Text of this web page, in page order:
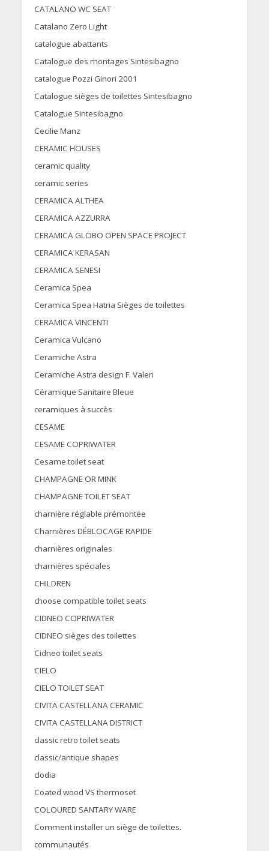
CATALANO WC SEAT
Catalano Zero Light
catalogue abattants
Catalogue des montages Sintesibagno
catalogue Pozzi Ginori 2001
Catalogue sièges de toilettes Sintesibagno
Catalogue Sintesibagno
Cecilie Manz
CERAMIC HOUSES
ceramic quality
ceramic series
CERAMICA ALTHEA
CERAMICA AZZURRA
CERAMICA GLOBO OPEN SPACE PROJECT
CERAMICA KERASAN
CERAMICA SENESI
Ceramica Spea
Ceramica Spea Hatria Sièges de toilettes
CERAMICA VINCENTI
Ceramica Vulcano
Ceramiche Astra
Ceramiche Astra design F. Valeri
Céramique Sanitaire Bleue
ceramiques à succès
CESAME
CESAME COPRIWATER
Cesame toilet seat
CHAMPAGNE OR MINK
CHAMPAGNE TOILET SEAT
charnière réglable prémontée
Charnières DÉBLOCAGE RAPIDE
charnières originales
charnières spéciales
CHILDREN
choose compatible toilet seats
CIDNEO COPRIWATER
CIDNEO sièges des toilettes
Cidneo toilet seats
CIELO
CIELO TOILET SEAT
CIVITA CASTELLANA CERAMIC
CIVITA CASTELLANA DISTRICT
classic retro toilet seats
classic/antique shapes
clodia
Coated wood VS thermoset
COLOURED SANTARY WARE
Comment installer un siège de toilettes.
communautés